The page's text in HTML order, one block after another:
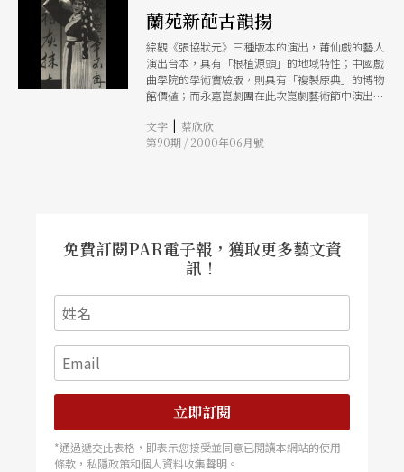
蘭苑新葩古韻揚
綜觀《張協狀元》三種版本的演出，莆仙戲的藝人
演出台本，具有「根植源頭」的地域特性；中國戲
曲學院的學術實驗版，則具有「複製原典」的博物
館價値；而永嘉崑劇團在此次崑劇藝術節中演出的
鍊」，剪裁縫合原著的戲核精髓，再重新構思予以
整體提升，散發出沁人心脾「形似神似」的精品神
文字 | 蔡欣欣
第90期 / 2000年06月號
免費訂閱PAR電子報，獲取更多藝文資
訊！
立即訂閱
*通過遞交此表格，即表示您接受並同意已閱讀本網站的使用
條款，私隱政策和個人資料收集聲明。